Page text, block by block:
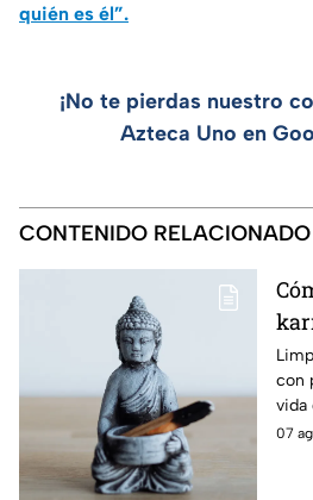
quién es él”.
¡No te pierdas nuestro
Azteca Uno en
CONTENIDO RELACIONADO
con
vida
07